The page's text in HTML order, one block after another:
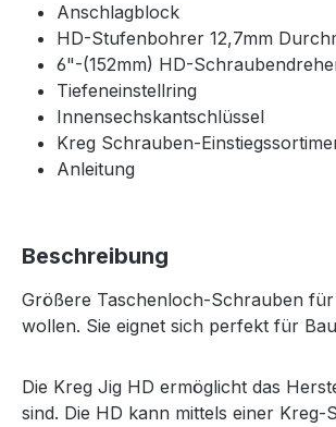
Anschlagblock
HD-Stufenbohrer 12,7mm
6"-(152mm) HD-
Tiefeneinstellring
Innensechskantschlüssel
Kreg Schrauben-
Anleitung
Beschreibung
Größere Taschenloch-Schrauben für
wollen. Sie eignet sich perfekt für
Die Kreg Jig HD ermöglicht das
sind. Die HD kann mittels einer